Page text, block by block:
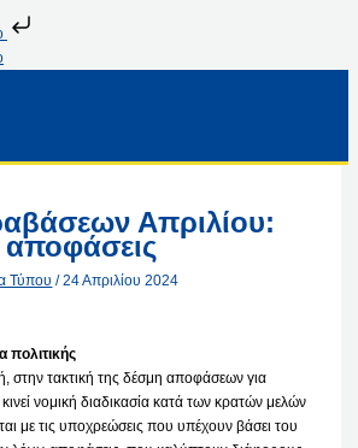
Απριλίου:
αποφάσεις
Τύπου /24 Απριλίου 2024
πολιτικής
στην τακτική της δέσμη αποφάσεων για
νομική διαδικασία κατά των κρατών μελών
με τις υποχρεώσεις που υπέχουν βάσει του